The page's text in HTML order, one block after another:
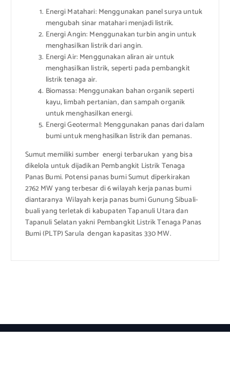
Energi Matahari: Menggunakan panel surya untuk
mengubah sinar matahari menjadi listrik.
Energi Angin: Menggunakan turbin angin untuk
menghasilkan listrik dari angin.
Energi Air: Menggunakan aliran air untuk
menghasilkan listrik, seperti pada pembangkit
listrik tenaga air.
Biomassa: Menggunakan bahan organik seperti
kayu, limbah pertanian, dan sampah organik
untuk menghasilkan energi.
Energi Geotermal: Menggunakan panas dari dalam
bumi untuk menghasilkan listrik dan pemanas.
Sumut memiliki sumber energi terbarukan yang bisa
dikelola untuk dijadikan Pembangkit Listrik Tenaga
Panas Bumi. Potensi panas bumi Sumut diperkirakan
2762 MW yang terbesar di 6 wilayah kerja panas bumi
diantaranya Wilayah kerja panas bumi Gunung Sibuali-
buali yang terletak di kabupaten Tapanuli Utara dan
Tapanuli Selatan yakni Pembangkit Listrik Tenaga Panas
Bumi (PLTP) Sarula dengan kapasitas 330 MW.